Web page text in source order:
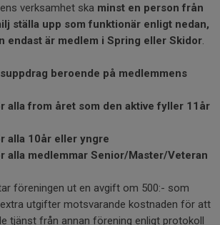
verksamhet ska minst en person från
ställa upp som funktionär enligt nedan,
endast är medlem i Spring eller Skidor.
beroende på medlemmens
alla from året som den aktive fyller 11år
alla 10år eller yngre
alla medlemmar Senior/Master/Veteran
föreningen ut en avgift om 500:- som
utgifter motsvarande kostnaden för att
tjänst från annan förening enligt protokoll